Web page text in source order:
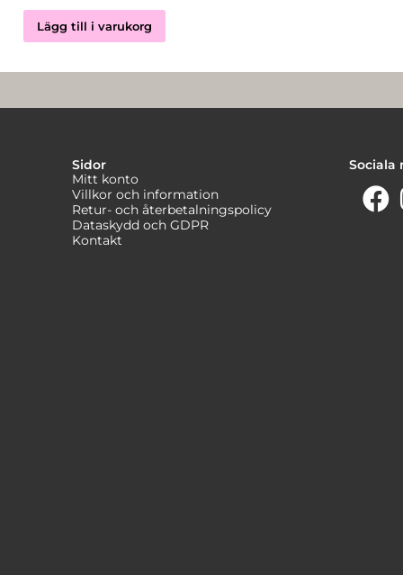
Lägg till i varukorg
Sidor
Mitt konto
Villkor och information
Retur- och återbetalningspolicy
Dataskydd och GDPR
Kontakt
Sociala